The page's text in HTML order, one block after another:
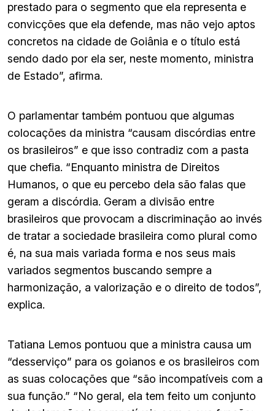
prestado para o segmento que ela representa e
convicções que ela defende, mas não vejo aptos
concretos na cidade de Goiânia e o título está
sendo dado por ela ser, neste momento, ministra
de Estado”, afirma.
O parlamentar também pontuou que algumas
colocações da ministra “causam discórdias entre
os brasileiros” e que isso contradiz com a pasta
que chefia. “Enquanto ministra de Direitos
Humanos, o que eu percebo dela são falas que
geram a discórdia. Geram a divisão entre
brasileiros que provocam a discriminação ao invés
de tratar a sociedade brasileira como plural como
é, na sua mais variada forma e nos seus mais
variados segmentos buscando sempre a
harmonização, a valorização e o direito de todos”,
explica.
Tatiana Lemos pontuou que a ministra causa um
“desserviço” para os goianos e os brasileiros com
as suas colocações que “são incompatíveis com a
sua função.” “No geral, ela tem feito um conjunto